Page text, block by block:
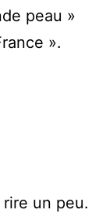
peau »
».
un peu.